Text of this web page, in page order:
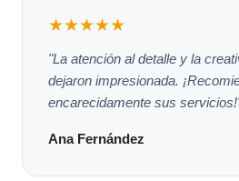
★★★★★
"La atención al detalle y la
dejaron impresionada.
encarecidamente sus
Ana Fernández